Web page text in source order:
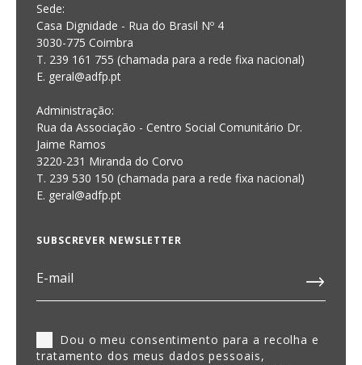
Sede:
Casa Dignidade - Rua do Brasil Nº 4
3030-775 Coimbra
T. 239 161 755 (chamada para a rede fixa nacional)
E. geral@adfp.pt
Administração:
Rua da Associação - Centro Social Comunitário Dr.
Jaime Ramos
3220-231 Miranda do Corvo
T. 239 530 150 (chamada para a rede fixa nacional)
E. geral@adfp.pt
SUBSCREVER NEWSLETTER
Dou o meu consentimento para a recolha e
tratamento dos meus dados pessoais,